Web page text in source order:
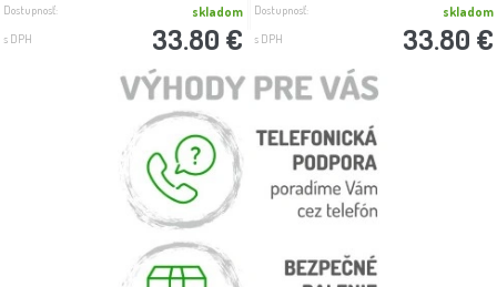
Dostupnosť: skladom
s DPH 33.80 €
Dostupnosť: skladom
s DPH 33.80 €